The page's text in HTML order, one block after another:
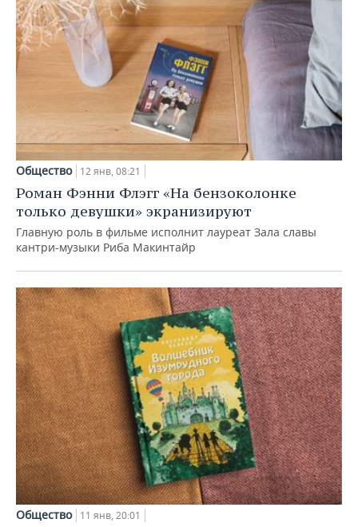
Общество 12 янв, 08:21
Роман Фэнни Флэгг «На бензоколонке
только девушки» экранизируют
Главную роль в фильме исполнит лауреат Зала славы
кантри-музыки Риба Макинтайр
Общество 11 янв, 20:01